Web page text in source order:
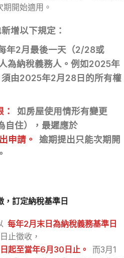
開始適用。
增以下規定：
年2月最後一天（2/28或
為納稅義務人。例如2025年
由2025年2月28日的所有權
如房屋使用情形有變更
自住），最遲應於
申請。
逾期提出只能次期開
，訂定納稅基準日
每年2月末日為納稅義務基準日
止徵收，
起至當年6月30日止。
而3月1